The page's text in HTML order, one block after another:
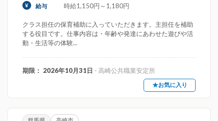
給与 時給1,150円～1,180円
クラス担任の保育補助に入っていただきます。主担任を補助
する役目です。仕事内容は・年齢や発達にあわせた遊びや活
動・生活等の体験...
期限： 2026年10月31日 - 高崎公共職業安定所
★お気に入り